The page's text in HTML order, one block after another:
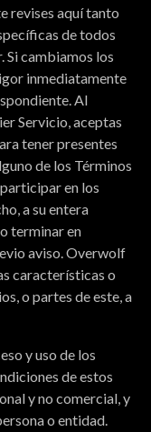
revises aquí tanto
de todos
Si cambiamos los
inmediatamente
Al
Servicio, aceptas
tener presentes
de los Términos
en los
a su entera
terminar en
aviso. Overwolf
características o
o partes de este, a
y uso de los
de estos
y no comercial, y
o entidad.